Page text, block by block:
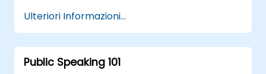
Ulteriori Informazioni...
Public Speaking 101